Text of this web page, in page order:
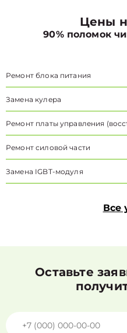
Цены
90% поломок
Ремонт блока питания
Замена кулера
Ремонт платы управления
Ремонт силовой части
Замена IGBT-модуля
Все
Оставьте